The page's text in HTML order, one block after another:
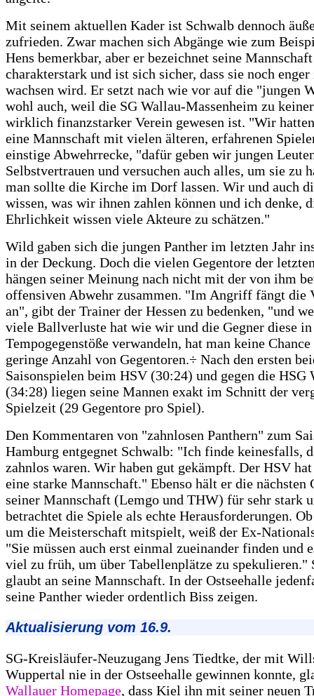
Mit seinem aktuellen Kader ist Schwalb dennoch
zufrieden. Zwar machen sich Abgänge wie zum
Hens bemerkbar, aber er bezeichnet seine
charakterstark und ist sich sicher, dass sie noch enger
wachsen wird. Er setzt nach wie vor auf die "jungen
wohl auch, weil die SG Wallau-Massenheim zu
wirklich finanzstarker Verein gewesen ist. "Wir
eine Mannschaft mit vielen älteren, erfahrenen
einstige Abwehrrecke, "dafür geben wir jungen
Selbstvertrauen und versuchen auch alles, um sie zu
man sollte die Kirche im Dorf lassen. Wir und auch
wissen, was wir ihnen zahlen können und ich denke,
Ehrlichkeit wissen viele Akteure zu schätzen."
Wild gaben sich die jungen Panther im letzten Jahr
in der Deckung. Doch die vielen Gegentore der
hängen seiner Meinung nach nicht mit der von ihm
offensiven Abwehr zusammen. "Im Angriff fängt die
an", gibt der Trainer der Hessen zu bedenken, "und
viele Ballverluste hat wie wir und die Gegner diese in
Tempogegenstöße verwandeln, hat man keine
geringe Anzahl von Gegentoren.÷ Nach den ersten
Saisonspielen beim HSV (30:24) und gegen die HSG
(34:28) liegen seine Mannen exakt im Schnitt der
Spielzeit (29 Gegentore pro Spiel).
Den Kommentaren von "zahnlosen Panthern" zum
Hamburg entgegnet Schwalb: "Ich finde keinesfalls,
zahnlos waren. Wir haben gut gekämpft. Der HSV
eine starke Mannschaft." Ebenso hält er die nächsten
seiner Mannschaft (Lemgo und THW) für sehr stark
betrachtet die Spiele als echte Herausforderungen.
um die Meisterschaft mitspielt, weiß der Ex-
"Sie müssen auch erst einmal zueinander finden und
viel zu früh, um über Tabellenplätze zu spekulieren."
glaubt an seine Mannschaft. In der Ostseehalle
seine Panther wieder ordentlich Biss zeigen.
Aktualisierung vom 16.9.
SG-Kreisläufer-Neuzugang Jens Tiedtke, der mit
Wuppertal nie in der Ostseehalle gewinnen konnte,
Wallauer Homepage, dass Kiel ihn mit seiner neuen